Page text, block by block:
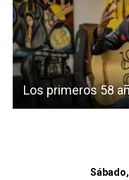
Los primeros 58